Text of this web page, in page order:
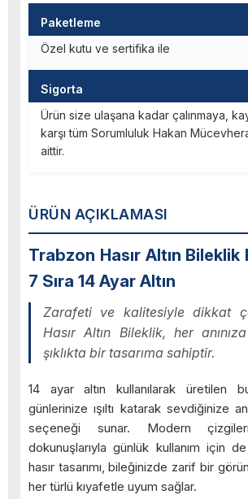
ÜRÜN AÇIKLAMASI
Trabzon Hasır Altın Bileklik
7 Sıra 14 Ayar Altın
Zarafeti ve kalitesiyle dikkat
Hasır Altın Bileklik, her
şıklıkta bir tasarıma sahiptir.
14 ayar altın kullanılarak üretilen
günlerinize ışıltı katarak sevdiğinize
seçeneği sunar. Modern
dokunuşlarıyla günlük kullanım için
hasır tasarımı, bileğinizde zarif bir
her türlü kıyafetle uyum sağlar.
Paketleme
Özel kutu ve sertifika ile
Sigorta
Ürün size ulaşana kadar çalınmaya,
karşı tüm Sorumluluk Hakan
aittir.